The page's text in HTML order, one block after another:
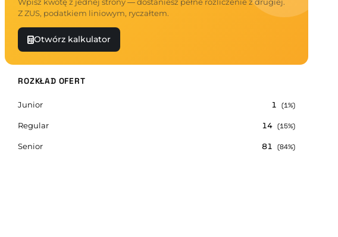
Z ZUS, podatkiem liniowym, ryczałtem.
Otwórz kalkulator
ROZKŁAD OFERT
Junior 1 (1%)
Regular 14 (15%)
Senior 81 (84%)